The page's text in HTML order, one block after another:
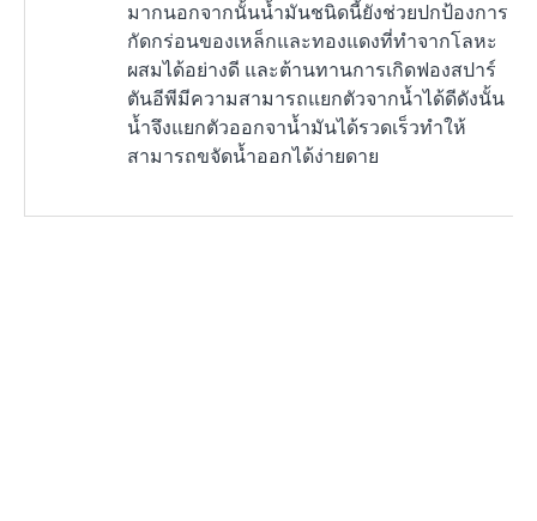
มากนอกจากนั้นน้ำมันชนิดนี้ยังช่วยปกป้องการ
กัดกร่อนของเหล็กและทองแดงที่ทำจากโลหะ
ผสมได้อย่างดี และต้านทานการเกิดฟองสปาร์
ตันอีพีมีความสามารถแยกตัวจากน้ำได้ดีดังนั้น
น้ำจึงแยกตัวออกจาน้ำมันได้รวดเร็วทำให้
สามารถขจัดน้ำออกได้ง่ายดาย